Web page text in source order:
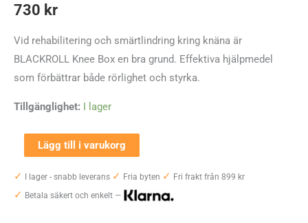
730 kr
Vid rehabilitering och smärtlindring kring knäna är
BLACKROLL Knee Box en bra grund. Effektiva hjälpmedel
som förbättrar både rörlighet och styrka.
Tillgänglighet: I lager
BLACKROLL
Knee
Box
mängd
Lägg till i varukorg
✓ I lager - snabb leverans ✓ Fria byten ✓ Fri frakt från 899 kr
✓ Betala säkert och enkelt —